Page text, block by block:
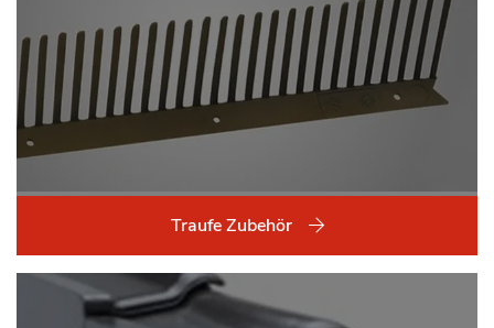
Traufe Zubehör